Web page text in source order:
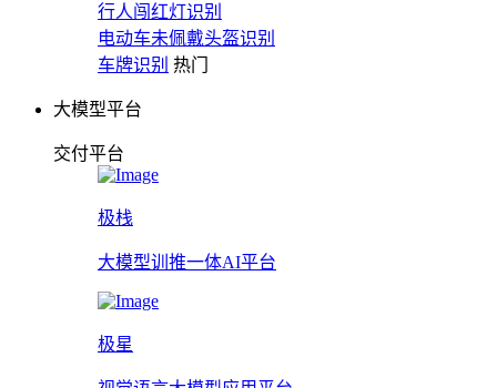
行人闯红灯识别
电动车未佩戴头盔识别
车牌识别 热门
大模型平台
交付平台
极栈
大模型训推一体AI平台
极星